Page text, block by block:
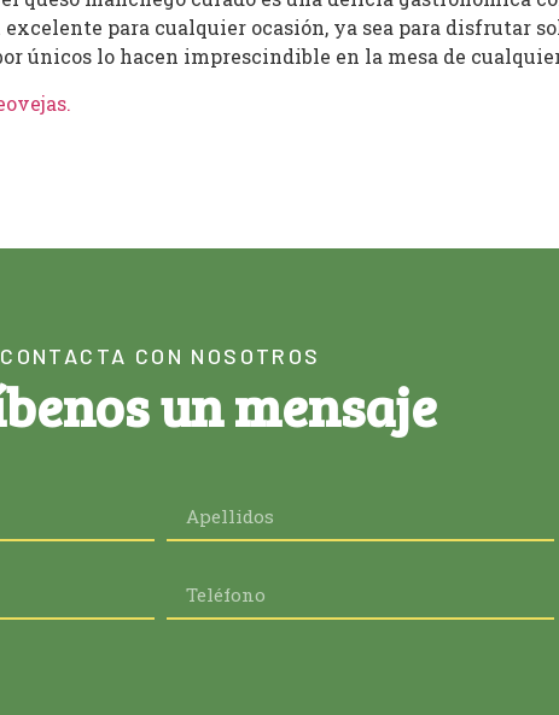
para cualquier ocasión, ya sea para disfrutar
únicos lo hacen imprescindible en la mesa de
.
CONTACTA CON NOSOTROS
un mensaje